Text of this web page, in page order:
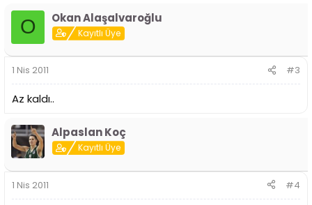
O Okan Alaşalvaroğlu
Kayıtlı Üye
1 Nis 2011 #3
Az kaldı..
Alpaslan Koç
Kayıtlı Üye
1 Nis 2011 #4